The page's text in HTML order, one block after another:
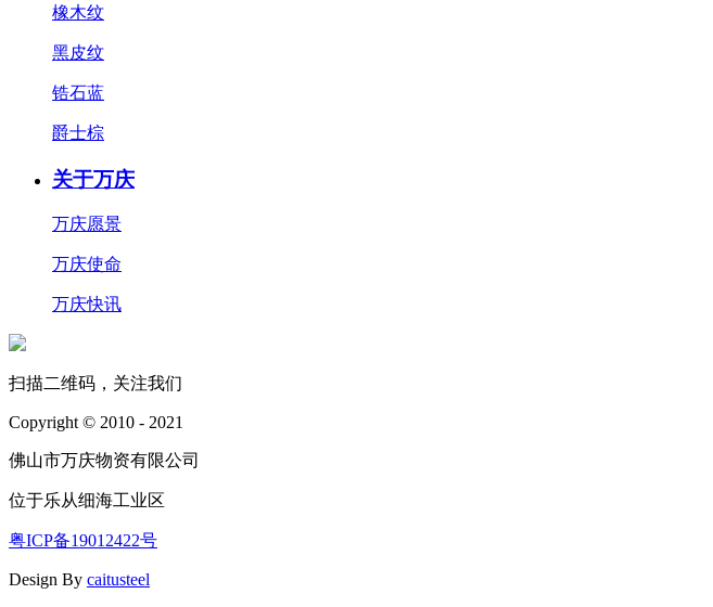
橡木纹
黑皮纹
锆石蓝
爵士棕
关于万庆
万庆愿景
万庆使命
万庆快讯
扫描二维码，关注我们
Copyright © 2010 - 2021
佛山市万庆物资有限公司
位于乐从细海工业区
粤ICP备19012422号
Design By caitusteel